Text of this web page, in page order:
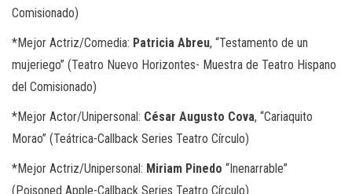
Comisionado)
*Mejor Actriz/Comedia: Patricia Abreu, “Testamento de un
mujeriego” (Teatro Nuevo Horizontes- Muestra de Teatro Hispano
del Comisionado)
*Mejor Actor/Unipersonal: César Augusto Cova, “Cariaquito
Morao” (Teátrica-Callback Series Teatro Círculo)
*Mejor Actriz/Unipersonal: Miriam Pinedo “Inenarrable”
(Poisoned Apple-Callback Series Teatro Círculo)